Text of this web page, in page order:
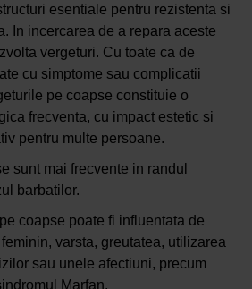
esentiale pentru rezistenta si
In incercarea de a repara aceste
vergeturi. Cu toate ca de
cu simptome sau complicatii
pe coapse constituie o
frecventa, cu impact estetic si
pentru multe persoane.
sunt mai frecvente in randul
barbatilor.
coapse poate fi influentata de
varsta, greutatea, utilizarea
sau unele afectiuni, precum
Marfan.